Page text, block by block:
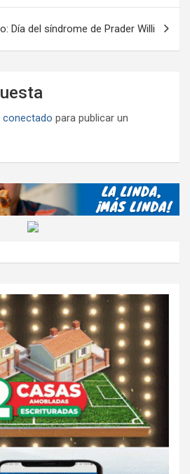
Día del síndrome de Prader Willi
conectado para publicar un